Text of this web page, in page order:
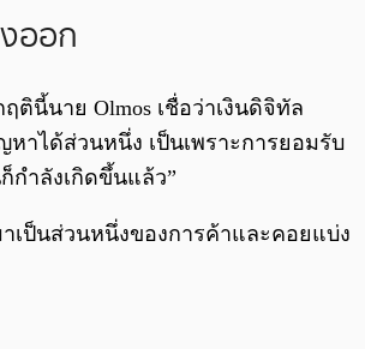
ออก
ตินี้นาย Olmos เชื่อว่าเงินดิจิทัล
าได้ส่วนหนึ่ง เป็นเพราะการยอมรับ
กำลังเกิดขึ้นแล้ว”
เป็นส่วนหนึ่งของการค้าและคอยแบ่ง